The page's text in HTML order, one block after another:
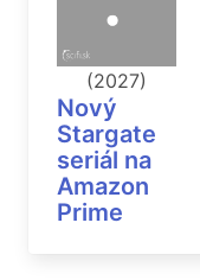
(2027)
Nový
Stargate
seriál na
Amazon
Prime